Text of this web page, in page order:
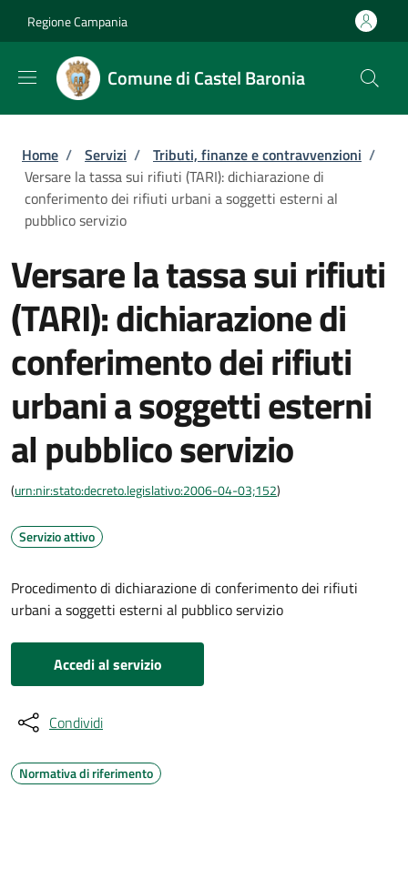
Regione Campania
Comune di Castel Baronia
Briciole di pane
Home / Servizi / Tributi, finanze e contravvenzioni /
Versare la tassa sui rifiuti (TARI): dichiarazione di
conferimento dei rifiuti urbani a soggetti esterni al
pubblico servizio
Versare la tassa sui rifiuti
(TARI): dichiarazione di
conferimento dei rifiuti
urbani a soggetti esterni
al pubblico servizio
(urn:nir:stato:decreto.legislativo:2006-04-03;152)
Servizio attivo
Procedimento di dichiarazione di conferimento dei rifiuti
urbani a soggetti esterni al pubblico servizio
Accedi al servizio
Condividi
Normativa di riferimento